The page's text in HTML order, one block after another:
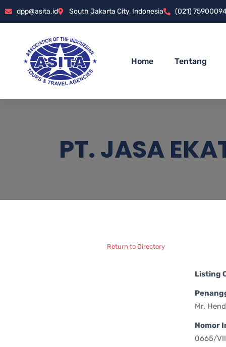
dpp@asita.id South Jakarta City, Indonesia (021)
Home Tentang
PT. JASA
Return to Directory
Listing
Mr.
Nomor
0665/